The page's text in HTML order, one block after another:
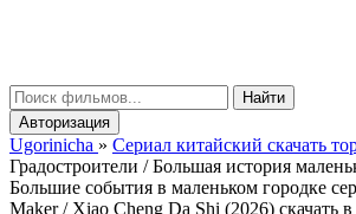
Найти
Авторизация
Ugorinicha » Сериал китайский скачать
Градостроители / Большая история
Большие события в маленьком городке
Maker / Xiao Cheng Da Shi (2026) скачать